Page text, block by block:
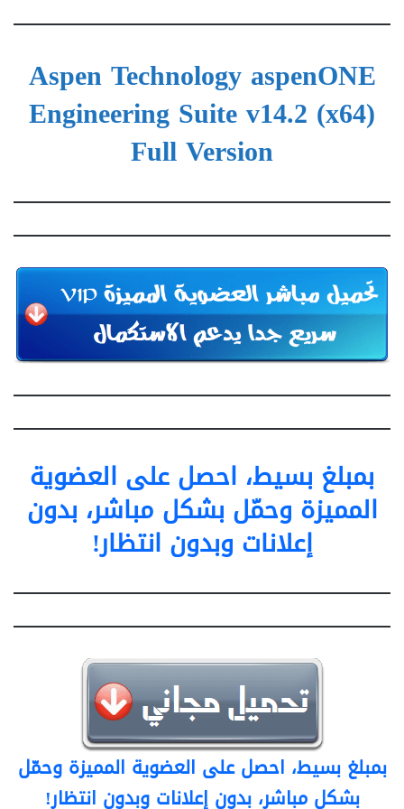
Aspen Technology aspenONE
Engineering Suite v14.2 (x64)
Full Version
بمبلغ بسيط، احصل على العضوية
المميزة وحمّل بشكل مباشر، بدون
إعلانات وبدون انتظار!
بمبلغ بسيط، احصل على العضوية المميزة وحمّل
بشكل مباشر، بدون إعلانات وبدون انتظار!